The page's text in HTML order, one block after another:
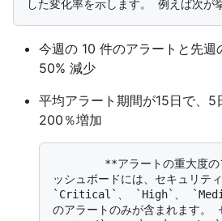
今週の 10 件のアラートと先
50% 減少
平均アラート期間が15日で、5
200％増加
ッシュボードには、セキュリテ
`Critical`、 `High`、
のアラートのみが含まれます。